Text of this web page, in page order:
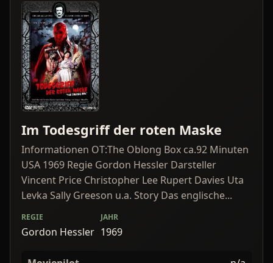
Im Todesgriff der roten Maske
Informationen OT:The Oblong Box ca.92 Minuten
USA 1969 Regie Gordon Hessler Darsteller
Vincent Price Christopher Lee Rupert Davies Uta
Levka Sally Greeson u.a. Story Das englische...
REGIE
Gordon Hessler
JAHR
1969